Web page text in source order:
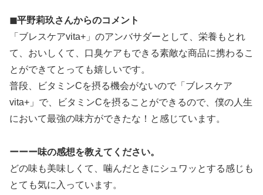
◼︎平野莉玖さんからのコメント
「ブレスケアvita+」のアンバサダーとして、栄養もとれ
て、おいしくて、口臭ケアもできる素敵な商品に携わるこ
とができてとっても嬉しいです。
普段、ビタミンCを摂る機会がないので「ブレスケア
vita+」で、ビタミンCを摂ることができるので、僕の人生
において最強の味方ができたな！と感じています。
ーーー味の感想を教えてください。
どの味も美味しくて、噛んだときにシュワッとする感じも
とても気に入っています。